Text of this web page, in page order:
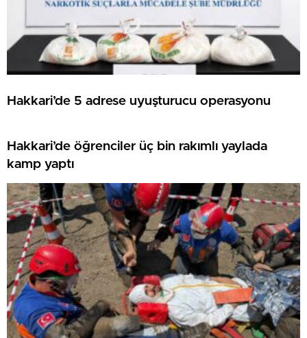
Hakkari’de 5 adrese uyuşturucu operasyonu
Hakkari’de öğrenciler üç bin rakımlı yaylada
kamp yaptı